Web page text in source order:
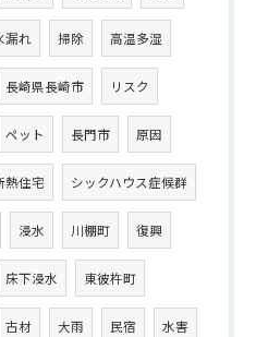
漏れ 掃除 高温多湿
長崎県長崎市 リスク
ペット 長門市 原因
熱住宅 シックハウス症候群
浸水 川棚町 復興
床下浸水 東彼杵町
古材 大雨 民宿 水害